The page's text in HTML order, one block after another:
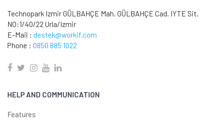
Technopark Izmir GÜLBAHÇE Mah. GÜLBAHÇE Cad. IYTE Sit.
NO:1/40/22 Urla/Izmir
E-Mail : destek@workif.com
Phone : 0850 885 1022
HELP AND COMMUNICATION
Features